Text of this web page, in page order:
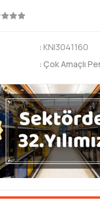
: KNI3041160
: Çok Amaçlı